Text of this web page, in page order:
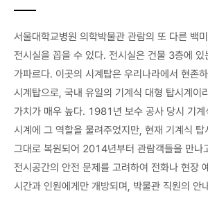
서울대학교병원 의학박물관 관람의 또 다른 백
전시실을 꼽을 수 있다. 전시실은 건물 3층에 있
가파르다. 이곳의 시계탑은 우리나라에서 현존
시계탑으로, 국내 유일의 기계식 대형 탑시계이
가치가 매우 높다. 1981년 보수 공사 당시 기계
시계에 그 역할을 물려주었지만, 현재 기계식 탑
그대로 복원되어 2014년부터 관람객들을 만나
전시공간의 안전 문제를 고려하여 전화나 현장
시간과 인원에게만 개방되며, 박물관 직원의 안